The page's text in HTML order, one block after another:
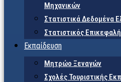
Μηχανικών
Στατιστικά Δεδομένα
Στατιστικός
Εκπαίδευση
Μητρώο Ξεναγών
Σχολές Τουριστικής